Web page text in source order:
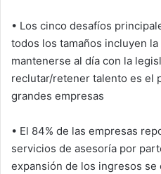
• Los cinco desafíos
todos los tamaños incluyen
mantenerse al día con la
reclutar/retener talento es el
grandes empresas
• El 84% de las empresas
servicios de asesoría por
expansión de los ingresos